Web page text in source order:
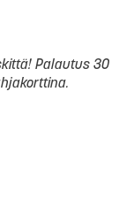
Palautus 30